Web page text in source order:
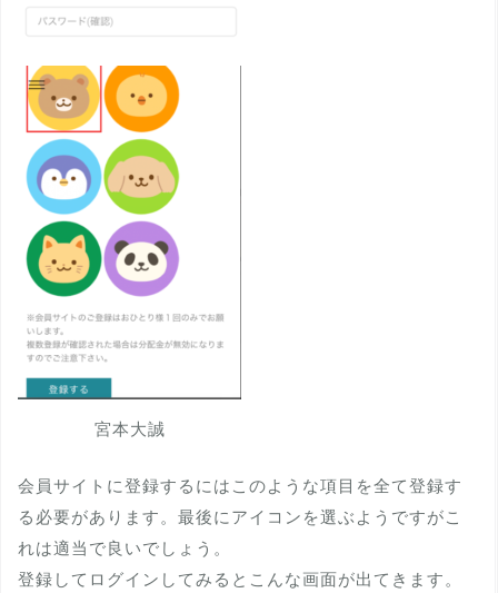
宮本大誠
会員サイトに登録するにはこのような項目を全て登録す
る必要があります。最後にアイコンを選ぶようですがこ
れは適当で良いでしょう。
登録してログインしてみるとこんな画面が出てきます。